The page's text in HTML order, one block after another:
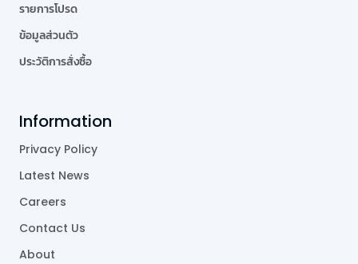
รายการโปรด
ข้อมูลส่วนตัว
ประวัติการสั่งซื้อ
Information
Privacy Policy
Latest News
Careers
Contact Us
About